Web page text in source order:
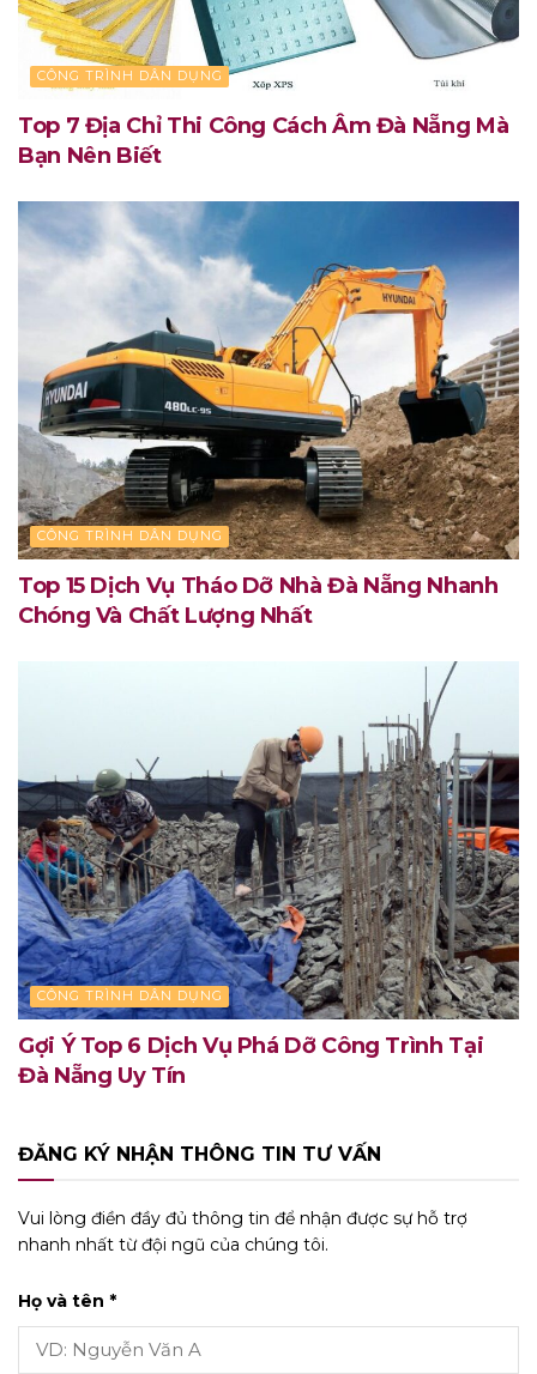
CÔNG TRÌNH DÂN DỤNG
Top 7 Địa Chỉ Thi Công Cách Âm Đà Nẵng Mà
Bạn Nên Biết
CÔNG TRÌNH DÂN DỤNG
Top 15 Dịch Vụ Tháo Dỡ Nhà Đà Nẵng Nhanh
Chóng Và Chất Lượng Nhất
CÔNG TRÌNH DÂN DỤNG
Gợi Ý Top 6 Dịch Vụ Phá Dỡ Công Trình Tại
Đà Nẵng Uy Tín
ĐĂNG KÝ NHẬN THÔNG TIN TƯ VẤN
Vui lòng điền đầy đủ thông tin để nhận được sự hỗ trợ
nhanh nhất từ đội ngũ của chúng tôi.
Họ và tên *